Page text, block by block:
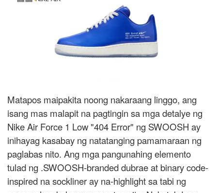
Matapos maipakita noong nakaraang linggo, ang
isang mas malapit na pagtingin sa mga detalye ng
Nike Air Force 1 Low "404 Error" ng SWOOSH ay
inihayag kasabay ng natatanging pamamaraan ng
paglabas nito. Ang mga pangunahing elemento
tulad ng .SWOOSH-branded dubrae at binary code-
inspired na sockliner ay na-highlight sa tabi ng